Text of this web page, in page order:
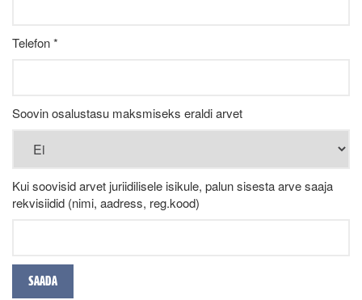
Telefon *
Soovin osalustasu maksmiseks eraldi arvet
Kui soovisid arvet juriidilisele isikule, palun sisesta arve saaja
rekvisiidid (nimi, aadress, reg.kood)